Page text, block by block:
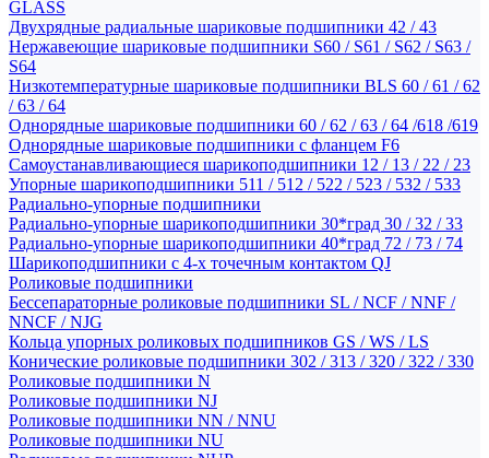
GLASS
Двухрядные радиальные шариковые подшипники 42 / 43
Нержавеющие шариковые подшипники S60 / S61 / S62 / S63 /
S64
Низкотемпературные шариковые подшипники BLS 60 / 61 / 62
/ 63 / 64
Однорядные шариковые подшипники 60 / 62 / 63 / 64 /618 /619
Однорядные шариковые подшипники с фланцем F6
Самоустанавливающиеся шарикоподшипники 12 / 13 / 22 / 23
Упорные шарикоподшипники 511 / 512 / 522 / 523 / 532 / 533
Радиально-упорные подшипники
Радиально-упорные шарикоподшипники 30*град 30 / 32 / 33
Радиально-упорные шарикоподшипники 40*град 72 / 73 / 74
Шарикоподшипники с 4-х точечным контактом QJ
Роликовые подшипники
Бессепараторные роликовые подшипники SL / NCF / NNF /
NNCF / NJG
Кольца упорных роликовых подшипников GS / WS / LS
Конические роликовые подшипники 302 / 313 / 320 / 322 / 330
Роликовые подшипники N
Роликовые подшипники NJ
Роликовые подшипники NN / NNU
Роликовые подшипники NU